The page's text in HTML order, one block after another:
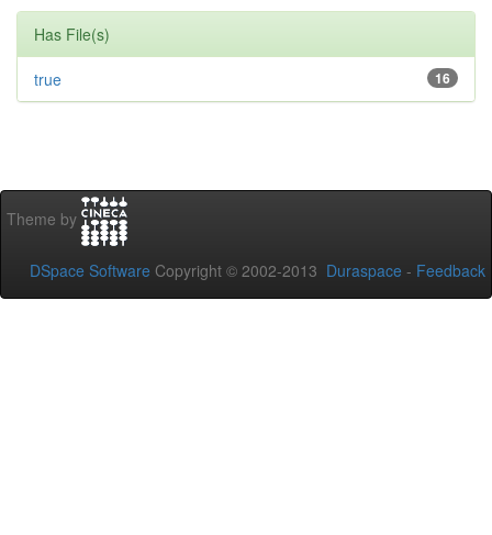
Has File(s)
16
true
Theme by
DSpace Software Copyright © 2002-2013 Duraspace - Feedback